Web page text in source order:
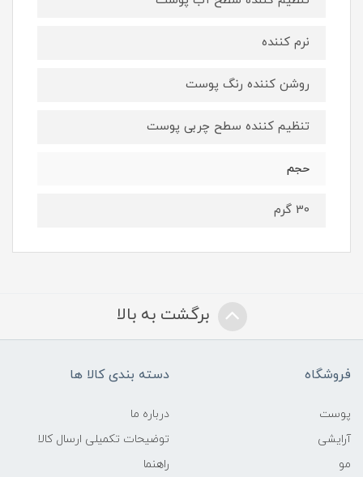
نرم کننده
روشن کننده رنگ پوست
تنظیم کننده سطح چربی پوست
حجم
30 گرم
برگشت به بالا
فروشگاه
پوست
آرایشی
مو
دسته بندی کالا ها
درباره ما
توضیحات تکمیلی ارسال کالا
راهنما